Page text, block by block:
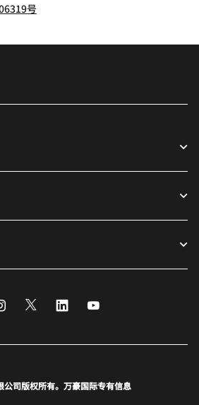
号
Instagram
Twitter LinkedIn
司版权所有。万豪国际专有信息